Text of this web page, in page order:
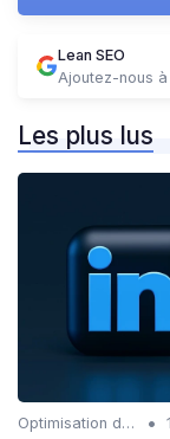
Lean SEO
Ajoutez-nous
Les plus lus
Optimisation du contenu généré par IA •